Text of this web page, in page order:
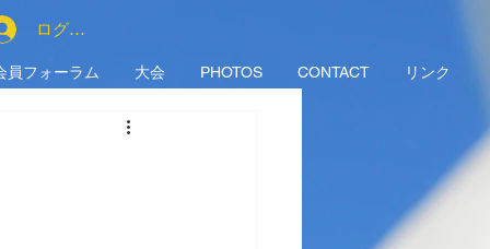
員フォーラム 大会 PHOTOS CONTACT リンク
ログイン